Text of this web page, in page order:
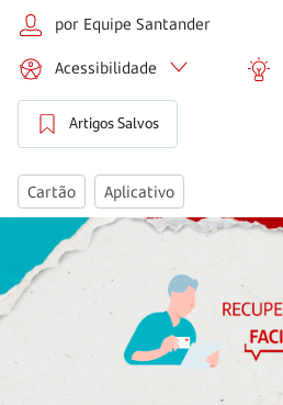
por Equipe Santander
Acessibilidade
Artigos Salvos
Cartão Aplicativo